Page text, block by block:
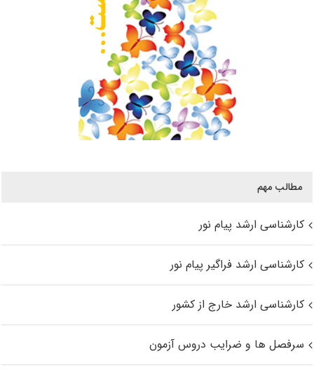
مطالب مهم
کارشناسی ارشد پیام نور
کارشناسی ارشد فراگیر پیام نور
کارشناسی ارشد خارج از کشور
سرفصل ها و ضرایب دروس آزمون